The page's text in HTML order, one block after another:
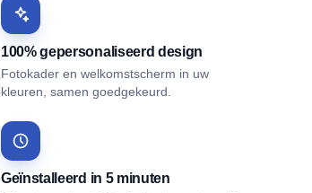
100% gepersonaliseerd design
Fotokader en welkomstscherm in uw
kleuren, samen goedgekeurd.
Geïnstalleerd in 5 minuten